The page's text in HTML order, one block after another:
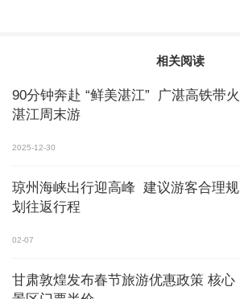
相关阅读
90分钟奔赴 “鲜美湛江” 广湛高铁带火
湛江周末游
2025-12-30
琼州海峡出行迎高峰 建议游客合理规
划往返行程
02-07
甘肃敦煌发布春节旅游优惠政策 核心